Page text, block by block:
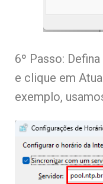
6º Passo:
e clique em
exemplo,